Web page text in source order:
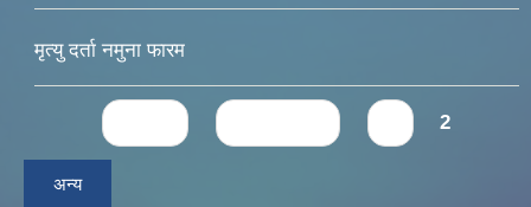
मृत्यु दर्ता नमुना फारम
Pages 2
अन्य